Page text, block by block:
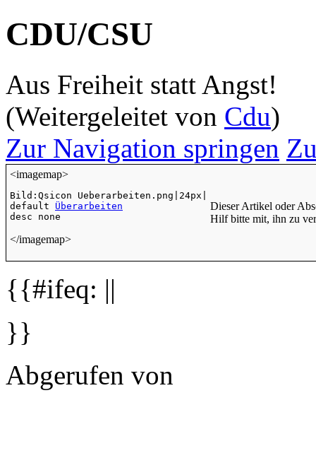
CDU/CSU
Aus Freiheit statt Angst!
(Weitergeleitet von Cdu)
Zur Navigation springen
<imagemap>
Bild:Qsicon Ueberarbeiten.png|24px|
default Überarbeiten
</imagemap>
Dieser Artikel oder
Hilf bitte mit, ihn zu
{{#ifeq: ||
}}
Abgerufen von